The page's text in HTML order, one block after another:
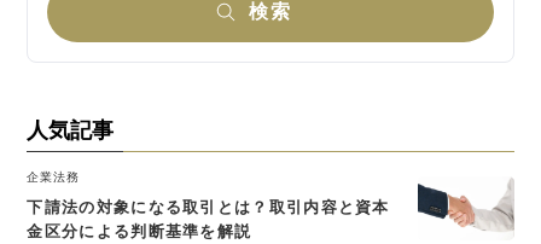
検索
人気記事
企業法務
下請法の対象になる取引とは？取引内容と資本
金区分による判断基準を解説